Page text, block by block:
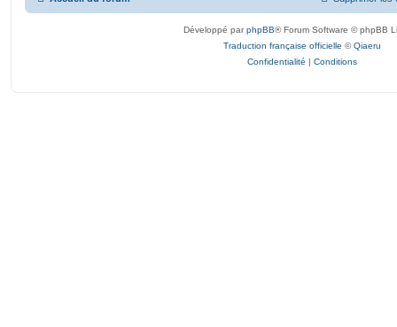
Développé parphpBB® Forum Software © phpBB
Traduction française officielle ©Qiaeru
Confidentialité | Conditions